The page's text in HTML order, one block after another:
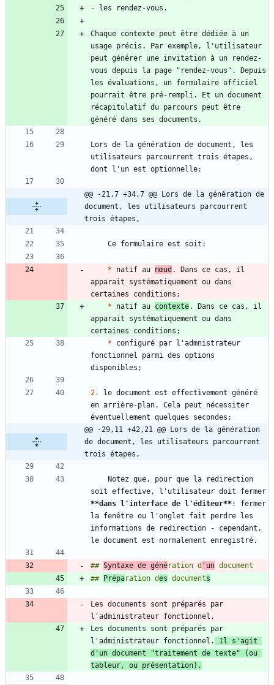
-
Chaque contexte peut être dédiée à un
usage précis. Par exemple, l'utilisateur
peut générer une invitation à un rendez-
vous depuis la page "rendez-vous". Depuis
les évaluations, un formulaire officiel
pourrait être pré-rempli. Et un document
récapitulatif du parcours peut être
Lors de la génération de document, les
utilisateurs parcourrent trois étapes,
@@ -21,7 +34,7 @@ Lors de la génération de
document, les utilisateurs parcourrent
trois étapes,
* natif au nœud . Dans ce cas, il
apparait systématiquement ou dans
* natif au contexte. Dans ce cas, il
apparait systématiquement ou dans
* configuré par l'admnistrateur
fonctionnel parmi des options
2.
le document est effectivement généré
en arrière-plan. Cela peut nécessiter
@@ -29,11 +42,21 @@ Lors de la génération
de document, les utilisateurs parcourrent
trois étapes,
**dans l'interface de l'éditeur**: fermer
la fenêtre ou l'onglet fait perdre les
informations de redirection - cependant,
## Syntaxe de génération d 'un
## Préparation des documents
Les documents sont préparés par
Les documents sont préparés par
l'administrateur fonctionnel.
Il s'agit
d'un document "traitement de texte" (ou
tableur, ou présentation).